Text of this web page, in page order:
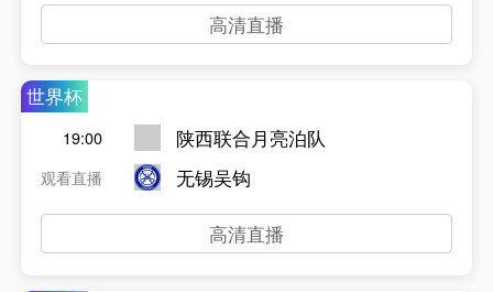
高清直播
世界杯
19:00
观看直播
陕西联合月亮泊队
无锡吴钩
高清直播